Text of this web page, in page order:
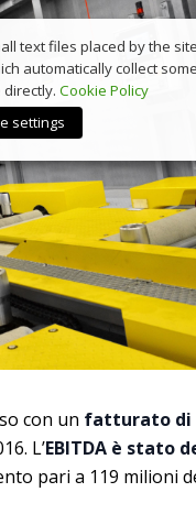
con un fatturato di
L’EBITDA è stato
pari a 119 milioni
text files placed by the
automatically collect
Cookie Policy
settings